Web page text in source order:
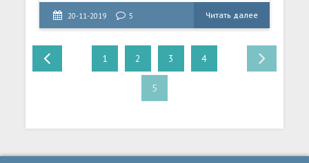
20-11-2019 5 Читать далее
1 2 3 4
5